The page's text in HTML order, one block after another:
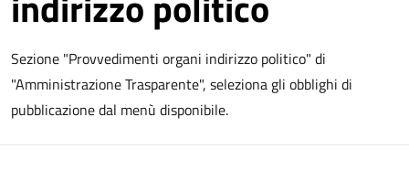
Sezione "Provvedimenti organi indirizzo politico" di
"Amministrazione Trasparente", seleziona gli obblighi di
pubblicazione dal menù disponibile.